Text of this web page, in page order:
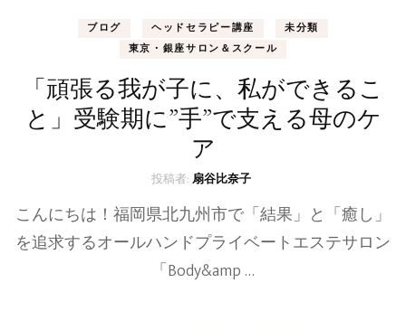
ブログ ヘッドセラピー講座
未分類
東京・銀座サロン＆スクール
「頑張る我が子に、私ができるこ
と」受験期に”手”で支える母のケ
ア
投稿者:扇谷比奈子
こんにちは！福岡県北九州市で「結果」と「癒し」
を追求するオールハンドプライベートエステサロン
「Body&amp …